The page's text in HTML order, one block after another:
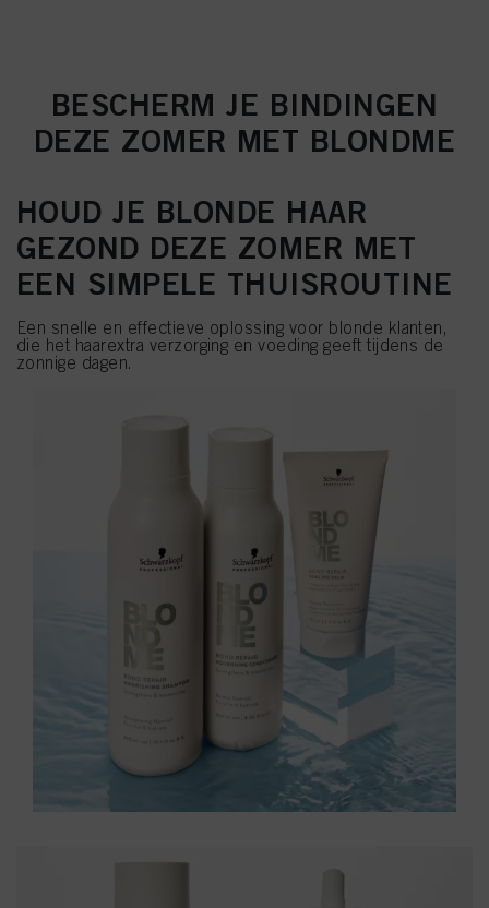
BESCHERM JE BINDINGEN
DEZE ZOMER MET BLONDME
HOUD JE BLONDE HAAR
GEZOND DEZE ZOMER MET
EEN SIMPELE THUISROUTINE
Een snelle en effectieve oplossing voor blonde klanten,
die het haarextra verzorging en voeding geeft tijdens de
zonnige dagen.